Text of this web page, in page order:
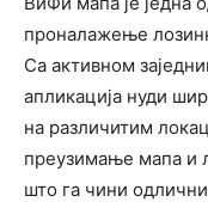
проналажење
Са активном
апликација нуди
на различитим
преузимање мапа и
што га чини